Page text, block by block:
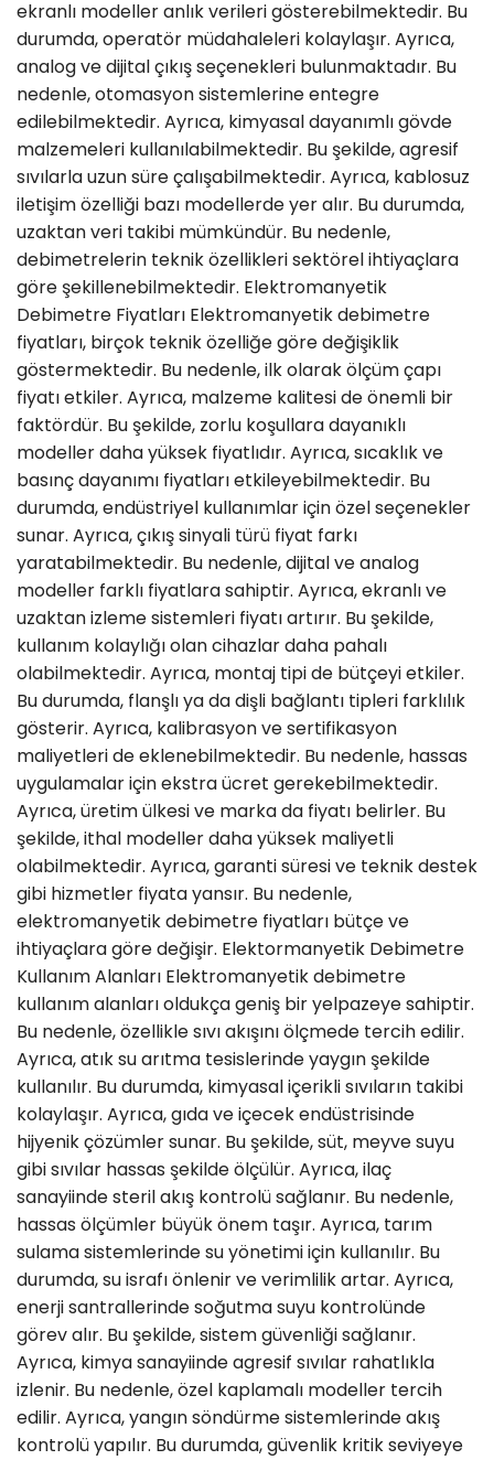
ekranlı modeller anlık verileri gösterebilmektedir. Bu
durumda, operatör müdahaleleri kolaylaşır. Ayrıca,
analog ve dijital çıkış seçenekleri bulunmaktadır. Bu
nedenle, otomasyon sistemlerine entegre
edilebilmektedir. Ayrıca, kimyasal dayanımlı gövde
malzemeleri kullanılabilmektedir. Bu şekilde, agresif
sıvılarla uzun süre çalışabilmektedir. Ayrıca, kablosuz
iletişim özelliği bazı modellerde yer alır. Bu durumda,
uzaktan veri takibi mümkündür. Bu nedenle,
debimetrelerin teknik özellikleri sektörel ihtiyaçlara
göre şekillenebilmektedir. Elektromanyetik
Debimetre Fiyatları Elektromanyetik debimetre
fiyatları, birçok teknik özelliğe göre değişiklik
göstermektedir. Bu nedenle, ilk olarak ölçüm çapı
fiyatı etkiler. Ayrıca, malzeme kalitesi de önemli bir
faktördür. Bu şekilde, zorlu koşullara dayanıklı
modeller daha yüksek fiyatlıdır. Ayrıca, sıcaklık ve
basınç dayanımı fiyatları etkileyebilmektedir. Bu
durumda, endüstriyel kullanımlar için özel seçenekler
sunar. Ayrıca, çıkış sinyali türü fiyat farkı
yaratabilmektedir. Bu nedenle, dijital ve analog
modeller farklı fiyatlara sahiptir. Ayrıca, ekranlı ve
uzaktan izleme sistemleri fiyatı artırır. Bu şekilde,
kullanım kolaylığı olan cihazlar daha pahalı
olabilmektedir. Ayrıca, montaj tipi de bütçeyi etkiler.
Bu durumda, flanşlı ya da dişli bağlantı tipleri farklılık
gösterir. Ayrıca, kalibrasyon ve sertifikasyon
maliyetleri de eklenebilmektedir. Bu nedenle, hassas
uygulamalar için ekstra ücret gerekebilmektedir.
Ayrıca, üretim ülkesi ve marka da fiyatı belirler. Bu
şekilde, ithal modeller daha yüksek maliyetli
olabilmektedir. Ayrıca, garanti süresi ve teknik destek
gibi hizmetler fiyata yansır. Bu nedenle,
elektromanyetik debimetre fiyatları bütçe ve
ihtiyaçlara göre değişir. Elektormanyetik Debimetre
Kullanım Alanları Elektromanyetik debimetre
kullanım alanları oldukça geniş bir yelpazeye sahiptir.
Bu nedenle, özellikle sıvı akışını ölçmede tercih edilir.
Ayrıca, atık su arıtma tesislerinde yaygın şekilde
kullanılır. Bu durumda, kimyasal içerikli sıvıların takibi
kolaylaşır. Ayrıca, gıda ve içecek endüstrisinde
hijyenik çözümler sunar. Bu şekilde, süt, meyve suyu
gibi sıvılar hassas şekilde ölçülür. Ayrıca, ilaç
sanayiinde steril akış kontrolü sağlanır. Bu nedenle,
hassas ölçümler büyük önem taşır. Ayrıca, tarım
sulama sistemlerinde su yönetimi için kullanılır. Bu
durumda, su israfı önlenir ve verimlilik artar. Ayrıca,
enerji santrallerinde soğutma suyu kontrolünde
görev alır. Bu şekilde, sistem güvenliği sağlanır.
Ayrıca, kimya sanayiinde agresif sıvılar rahatlıkla
izlenir. Bu nedenle, özel kaplamalı modeller tercih
edilir. Ayrıca, yangın söndürme sistemlerinde akış
kontrolü yapılır. Bu durumda, güvenlik kritik seviyeye